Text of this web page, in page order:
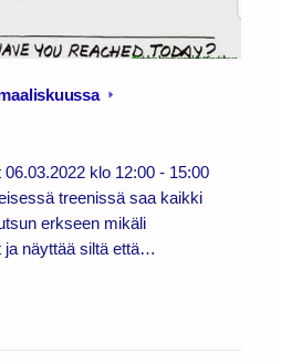
klo 12:00 - 15:00
treenissä saa kaikki
erkseen mikäli
ja näyttää siltä että…